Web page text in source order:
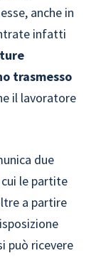
anche in
infatti
trasmesso
il lavoratore
due
le partite
a partire
può ricevere